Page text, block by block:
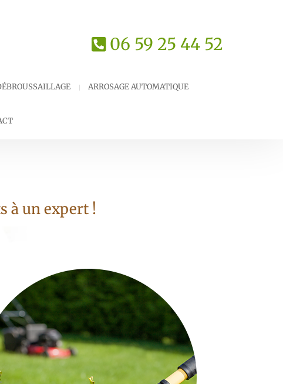
06 59 25 44 52
ARROSAGE AUTOMATIQUE
à un expert !